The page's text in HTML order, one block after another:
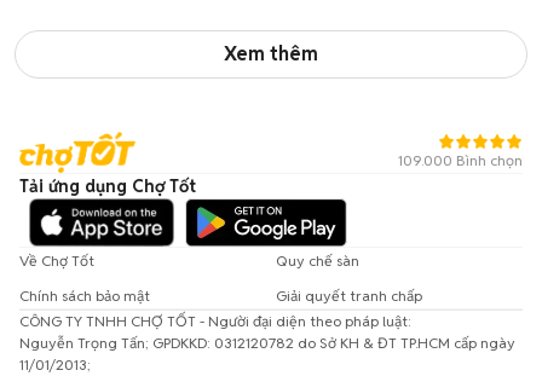
Xem thêm
109.000 Bình chọn
Tải ứng dụng Chợ Tốt
Về Chợ Tốt
Quy chế sàn
Chính sách bảo mật
Giải quyết tranh chấp
CÔNG TY TNHH CHỢ TỐT - Người đại diện theo pháp luật:
Nguyễn Trọng Tấn; GPDKKD: 0312120782 do Sở KH & ĐT TP.HCM cấp ngày
11/01/2013;